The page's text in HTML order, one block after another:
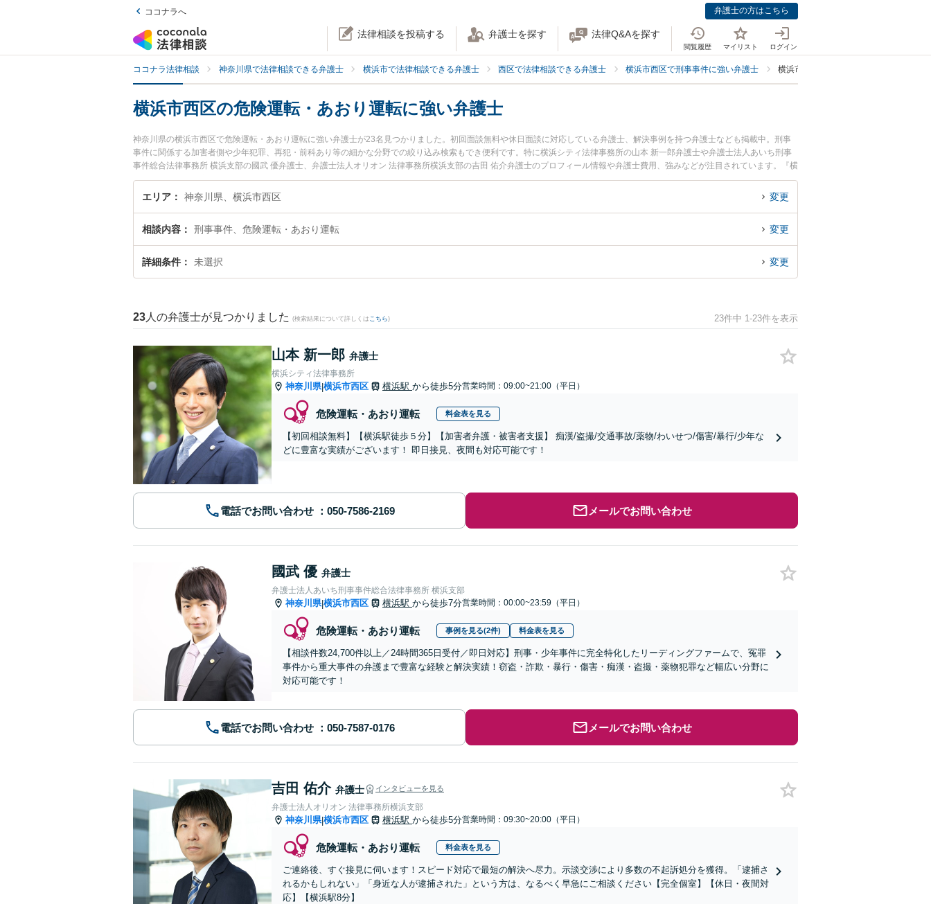
ココナラへ 弁護士の方はこちら
法律相談を投稿する 弁護士を探す 法律Q&Aを探す
閲覧履歴 マイリスト ログイン
ココナラ法律相談 神奈川県で法律相談できる弁護士 横浜市で法律相談できる弁護士 西区で法律相談できる弁護士 横浜市西区で刑事事件に強い弁護士 横浜市西区で危険運転・あおり運転に強
横浜市西区の危険運転・あおり運転に強い弁護士
神奈川県の横浜市西区で危険運転・あおり運転に強い弁護士が23名見つかりました。初回面談無料や休日面談に対応している弁護士、解決事例を持つ弁護士なども掲載中。刑事
事件に関係する加害者側や少年犯罪、再犯・前科あり等の細かな分野での絞り込み検索もでき便利です。特に横浜シティ法律事務所の山本 新一郎弁護士や弁護士法人あいち刑事
事件総合法律事務所 横浜支部の國武 優弁護士、弁護士法人オリオン 法律事務所横浜支部の吉田 佑介弁護士のプロフィール情報や弁護士費用、強みなどが注目されています。『横
浜市西区で土日や夜間に発生した危険運転・あおり運転のトラブルを今すぐに弁護士に相談したい』『危険運転・あおり運転のトラブル解決の実績豊富な近くの弁護士を検索した
い』『初回相談無料で危険運転・あおり運転を法律相談できる横浜市西区内の弁護士に相談予約したい』などでお困りの相談者さんにおすすめです。
エリア 神奈川県、横浜市西区 変更
相談内容 刑事事件、危険運転・あおり運転 変更
詳細条件 未選択 変更
23 人の弁護士が見つかりました (検索結果について詳しくは こちら) 23件中 1-23件を表示
山本 新一郎 弁護士
横浜シティ法律事務所
神奈川県|横浜市西区 横浜駅 から徒歩5分営業時間：09:00~21:00（平日）
危険運転・あおり運転 料金表を見る
【初回相談無料】【横浜駅徒歩５分】【加害者弁護・被害者支援】 痴漢/盗撮/交通事故/薬物/わいせつ/傷害/暴行/少年な
どに豊富な実績がございます！ 即日接見、夜間も対応可能です！
電話でお問い合わせ メールでお問い合わせ
國武 優 弁護士
弁護士法人あいち刑事事件総合法律事務所 横浜支部
神奈川県|横浜市西区 横浜駅 から徒歩7分営業時間：00:00~23:59（平日）
危険運転・あおり運転 事例を見る(2件) 料金表を見る
【相談件数24,700件以上／24時間365日受付／即日対応】刑事・少年事件に完全特化したリーディングファームで、冤罪
事件から重大事件の弁護まで豊富な経験と解決実績！窃盗・詐欺・暴行・傷害・痴漢・盗撮・薬物犯罪など幅広い分野に
対応可能です！
電話でお問い合わせ メールでお問い合わせ
吉田 佑介 弁護士 インタビューを見る
弁護士法人オリオン 法律事務所横浜支部
神奈川県|横浜市西区 横浜駅 から徒歩5分営業時間：09:30~20:00（平日）
危険運転・あおり運転 料金表を見る
ご連絡後、すぐ接見に伺います！スピード対応で最短の解決へ尽力。示談交渉により多数の不起訴処分を獲得。「逮捕さ
れるかもしれない」「身近な人が逮捕された」という方は、なるべく早急にご相談ください【完全個室】【休日・夜間対
応】【横浜駅8分】